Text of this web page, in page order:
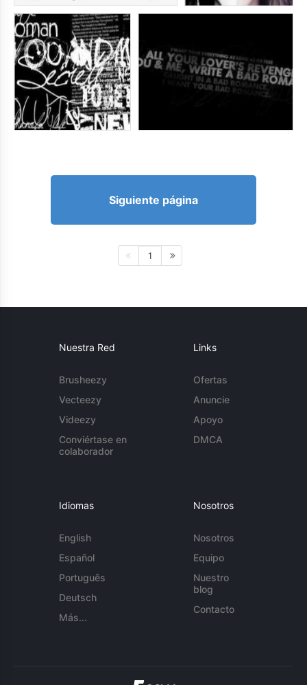
Siguiente página
1
Nuestra Red
Brusheezy
Vecteezy
Videezy
Conviértase en
colaborador
Links
Ofertas
Anuncie
Apoyo
DMCA
Idiomas
English
Español
Português
Deutsch
Más...
Nosotros
Nosotros
Equipo
Nuestro
blog
Contacto